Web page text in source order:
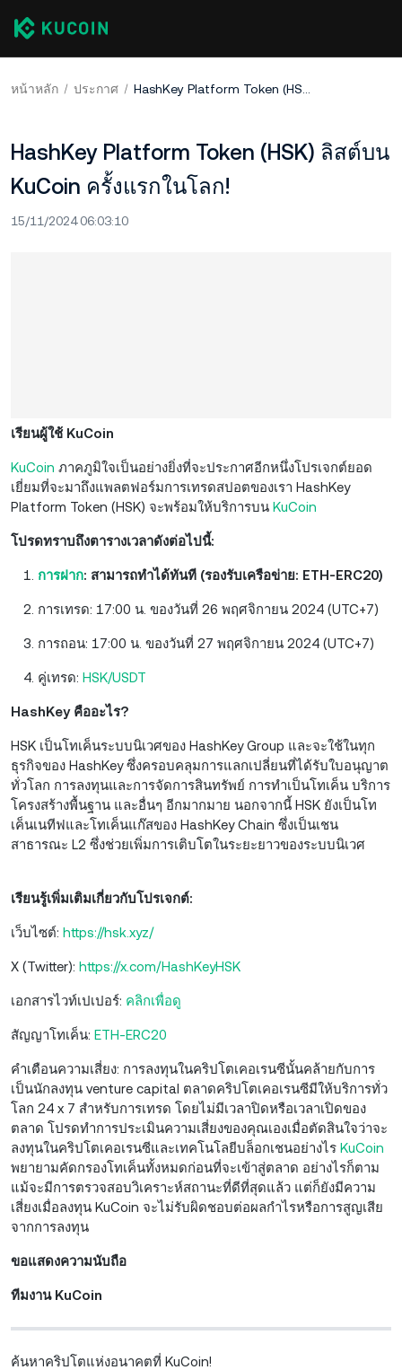
หน้าหลัก ประกาศ HashKey Platform Token (HSK) ลิสต์บน KuCoin ครั้งแรกในโลก!
HashKey Platform Token (HSK) ลิสต์บน
KuCoin ครั้งแรกในโลก!
15/11/2024 06:03:10
เรียนผู้ใช้ KuCoin
KuCoin ภาคภูมิใจเป็นอย่างยิ่งที่จะประกาศอีกหนึ่งโปรเจกต์ยอด
เยี่ยมที่จะมาถึงแพลตฟอร์มการเทรดสปอตของเรา HashKey
Platform Token (HSK) จะพร้อมให้บริการบน KuCoin
โปรดทราบถึงตารางเวลาดังต่อไปนี้:
การฝาก: สามารถทำได้ทันที (รองรับเครือข่าย: ETH-ERC20)
การเทรด: 17:00 น. ของวันที่ 26 พฤศจิกายน 2024 (UTC+7)
การถอน: 17:00 น. ของวันที่ 27 พฤศจิกายน 2024 (UTC+7)
คู่เทรด: HSK/USDT
HashKey คืออะไร?
HSK เป็นโทเค็นระบบนิเวศของ HashKey Group และจะใช้ในทุก
ธุรกิจของ HashKey ซึ่งครอบคลุมการแลกเปลี่ยนที่ได้รับใบอนุญาต
ทั่วโลก การลงทุนและการจัดการสินทรัพย์ การทำเป็นโทเค็น บริการ
โครงสร้างพื้นฐาน และอื่นๆ อีกมากมาย นอกจากนี้ HSK ยังเป็นโท
เค็นเนทีฟและโทเค็นแก๊สของ HashKey Chain ซึ่งเป็นเชน
สาธารณะ L2 ซึ่งช่วยเพิ่มการเติบโตในระยะยาวของระบบนิเวศ
เรียนรู้เพิ่มเติมเกี่ยวกับโปรเจกต์:
เว็บไซต์: https://hsk.xyz/
X (Twitter): https://x.com/HashKeyHSK
เอกสารไวท์เปเปอร์: คลิกเพื่อดู
สัญญาโทเค็น: ETH-ERC20
คำเตือนความเสี่ยง: การลงทุนในคริปโตเคอเรนซีนั้นคล้ายกับการ
เป็นนักลงทุน venture capital ตลาดคริปโตเคอเรนซีมีให้บริการทั่ว
โลก 24 x 7 สำหรับการเทรด โดยไม่มีเวลาปิดหรือเวลาเปิดของ
ตลาด โปรดทำการประเมินความเสี่ยงของคุณเองเมื่อตัดสินใจว่าจะ
ลงทุนในคริปโตเคอเรนซีและเทคโนโลยีบล็อกเชนอย่างไร KuCoin
พยายามคัดกรองโทเค็นทั้งหมดก่อนที่จะเข้าสู่ตลาด อย่างไรก็ตาม
แม้จะมีการตรวจสอบวิเคราะห์สถานะที่ดีที่สุดแล้ว แต่ก็ยังมีความ
เสี่ยงเมื่อลงทุน KuCoin จะไม่รับผิดชอบต่อผลกำไรหรือการสูญเสีย
จากการลงทุน
ขอแสดงความนับถือ
ทีมงาน KuCoin
ค้นหาคริปโตแห่งอนาคตที่ KuCoin!